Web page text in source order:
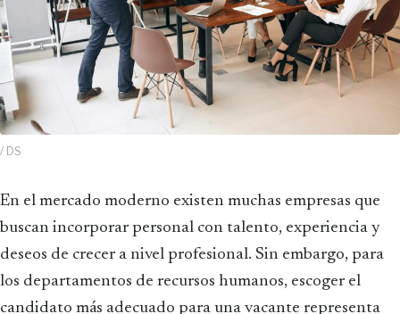
/ DS
En el mercado moderno existen muchas empresas que
buscan incorporar personal con talento, experiencia y
deseos de crecer a nivel profesional. Sin embargo, para
los departamentos de recursos humanos, escoger el
candidato más adecuado para una vacante representa